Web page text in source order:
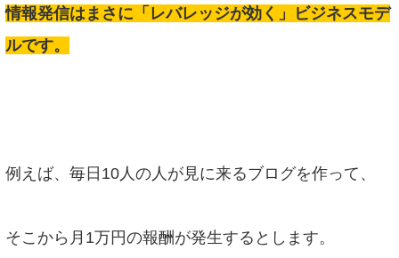
情報発信はまさに「レバレッジが効く」ビジネスモデ
ルです。
例えば、毎日10人の人が見に来るブログを作って、
そこから月1万円の報酬が発生するとします。